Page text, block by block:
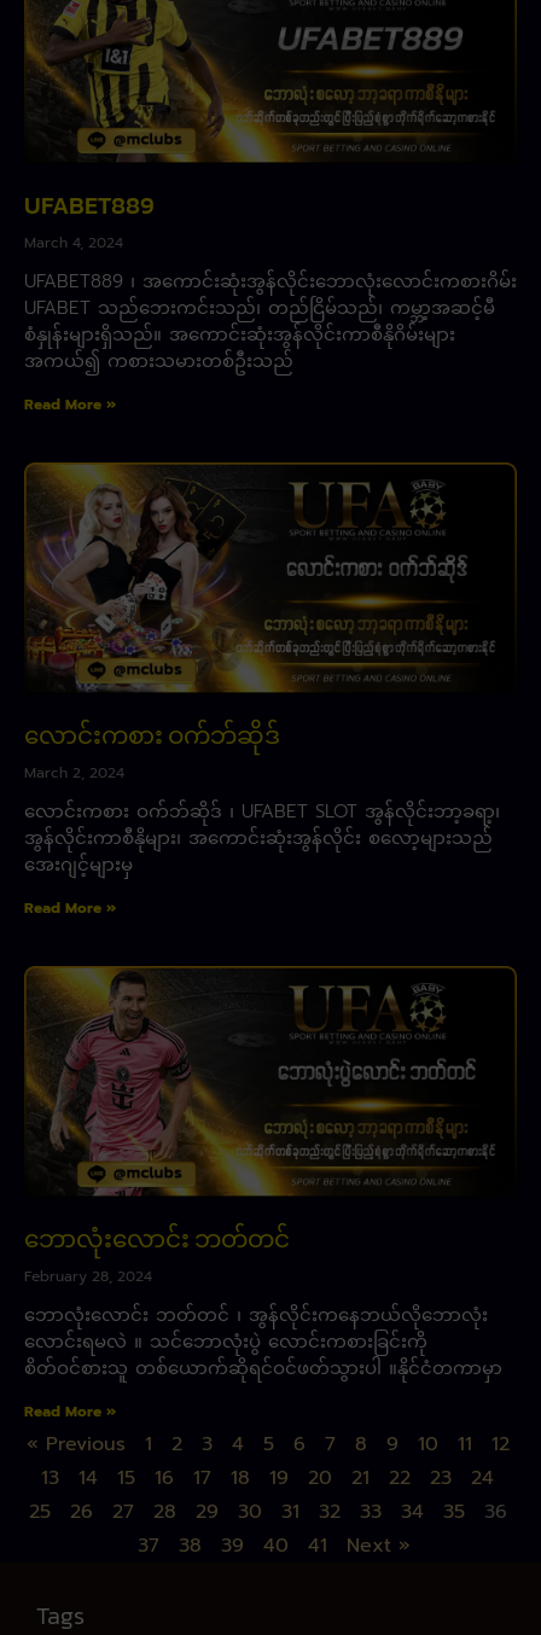
UFABET889
March 4, 2024
UFABET889 ၊ အကောင်းဆုံးအွန်လိုင်းဘောလုံးလောင်းကစားဂိမ်း
UFABET သည်ဘေးကင်းသည်၊ တည်ငြိမ်သည်၊ ကမ္ဘာ့အဆင့်မီ
စံနှုန်းများရှိသည်။ အကောင်းဆုံးအွန်လိုင်းကာစီနိုဂိမ်းများ
အကယ်၍ ကစားသမားတစ်ဦးသည်
Read More »
လောင်းကစား ဝက်ဘ်ဆိုဒ်
March 2, 2024
လောင်းကစား ဝက်ဘ်ဆိုဒ် ၊ UFABET SLOT အွန်လိုင်းဘာ့ခရာ့၊
အွန်လိုင်းကာစီနိုများ၊ အကောင်းဆုံးအွန်လိုင်း စလော့များသည်
အေးဂျင့်များမှ
Read More »
ဘောလုံးလောင်း ဘတ်တင်
February 28, 2024
ဘောလုံးလောင်း ဘတ်တင် ၊ အွန်လိုင်းကနေဘယ်လိုဘောလုံး
လောင်းရမလဲ ။ သင်ဘောလုံးပွဲ လောင်းကစားခြင်းကို
စိတ်ဝင်စားသူ တစ်ယောက်ဆိုရင်ဝင်ဖတ်သွားပါ ။နိုင်ငံတကာမှာ
Read More »
« Previous 1 2 3 4 5 6 7 8 9 10 11
12
13
14 15 16 17 18 19 20 21 22 23
24
25
26 27 28 29 30 31 32 33 34 35
36
37
38 39 40 41 Next »
Tags